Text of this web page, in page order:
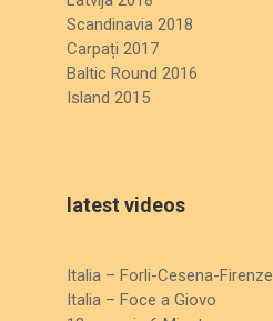
Scandinavia 2018
Carpați 2017
Baltic Round 2016
Island 2015
latest videos
Italia – Forli-Cesena-Firenze
Italia – Foce a Giovo